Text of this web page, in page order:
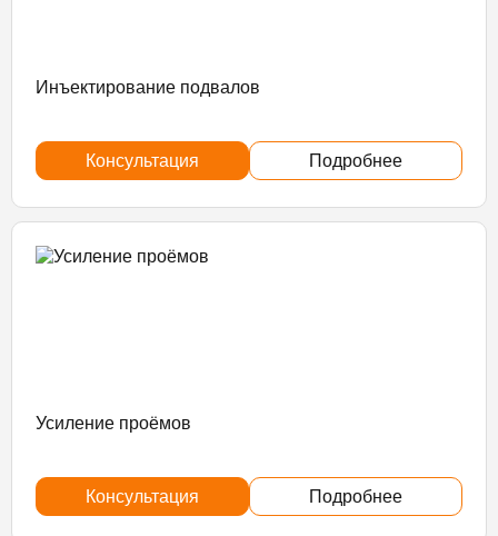
Инъектирование подвалов
Консультация Подробнее
Усиление проёмов
Консультация Подробнее